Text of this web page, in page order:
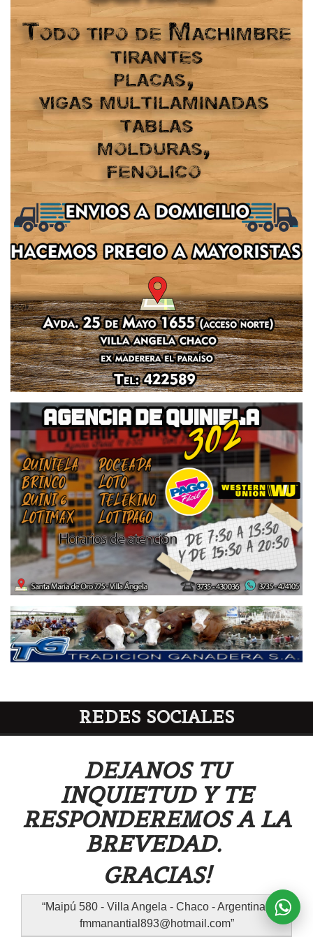
REDES SOCIALES
DEJANOS TU
INQUIETUD Y TE
RESPONDEREMOS A LA
BREVEDAD.
GRACIAS!
Maipú 580 - Villa Angela - Chaco - Argentina -
fmmanantial893@hotmail.com